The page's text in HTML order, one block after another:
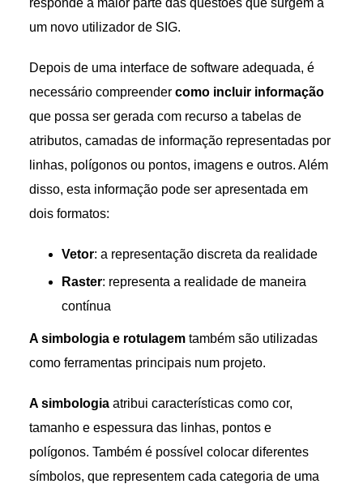
um novo utilizador de SIG.
Depois de uma interface de software adequada, é
necessário compreender como incluir informação
que possa ser gerada com recurso a tabelas de
atributos, camadas de informação representadas por
linhas, polígonos ou pontos, imagens e outros. Além
disso, esta informação pode ser apresentada em
dois formatos:
Vetor: a representação discreta da realidade
Raster: representa a realidade de maneira
contínua
A simbologia e rotulagemtambém são utilizadas
como ferramentas principais num projeto.
A simbologiaatribui características como cor,
tamanho e espessura das linhas, pontos e
polígonos. Também é possível colocar diferentes
símbolos, que representem cada categoria de uma